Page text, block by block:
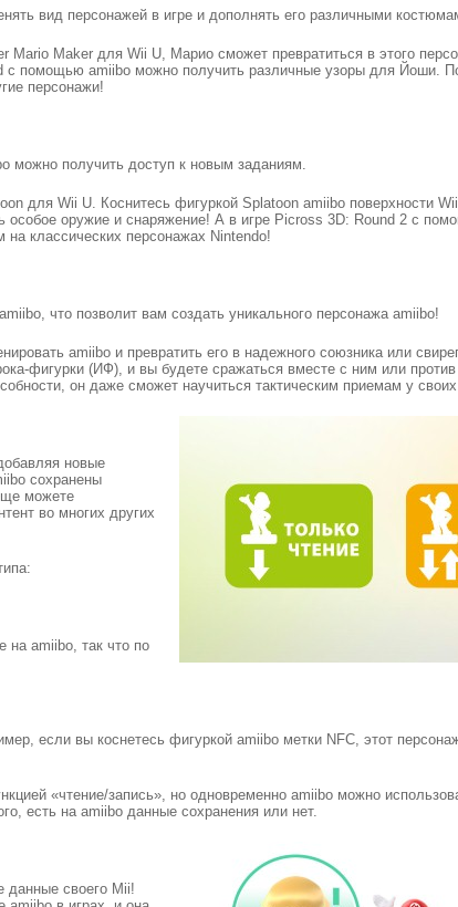
вид персонажей в игре и дополнять его различными
Maker для Wii U, Марио сможет превратиться в этого
с помощью amiibo можно получить различные узоры для Йоши.
персонажи!
можно получить доступ к новым заданиям.
для Wii U. Коснитесь фигуркой Splatoon amiibo поверхности
особое оружие и снаряжение! А в игре Picross 3D: Round 2 с
классических персонажах Nintendo!
что позволит вам создать уникального персонажа amiibo!
amiibo и превратить его в надежного союзника или
фигурки (ИФ), и вы будете сражаться вместе с ним или
он даже сможет научиться тактическим приемам у
новые
сохранены
можете
во многих других
на amiibo, так что по
если вы коснетесь фигуркой amiibo метки NFC, этот
«чтение/запись», но одновременно amiibo можно
есть на amiibo данные сохранения или нет.
данные своего Mii!